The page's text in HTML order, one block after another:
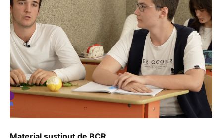
Material susținut de BCR